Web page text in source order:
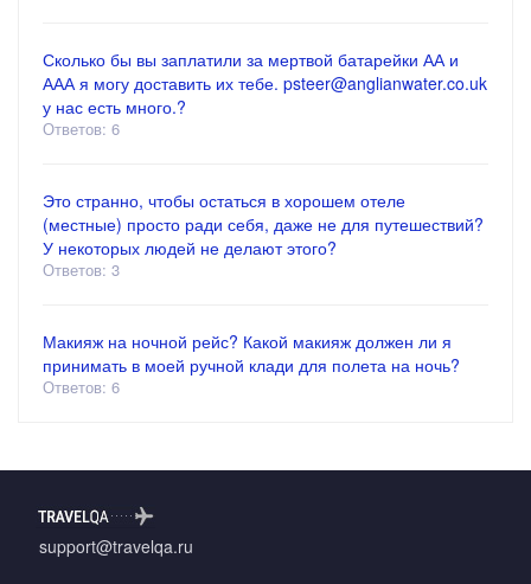
Сколько бы вы заплатили за мертвой батарейки АА и
ААА я могу доставить их тебе. psteer@anglianwater.co.uk
у нас есть много.?
Ответов: 6
Это странно, чтобы остаться в хорошем отеле
(местные) просто ради себя, даже не для путешествий?
У некоторых людей не делают этого?
Ответов: 3
Макияж на ночной рейс? Какой макияж должен ли я
принимать в моей ручной клади для полета на ночь?
Ответов: 6
support@travelqa.ru